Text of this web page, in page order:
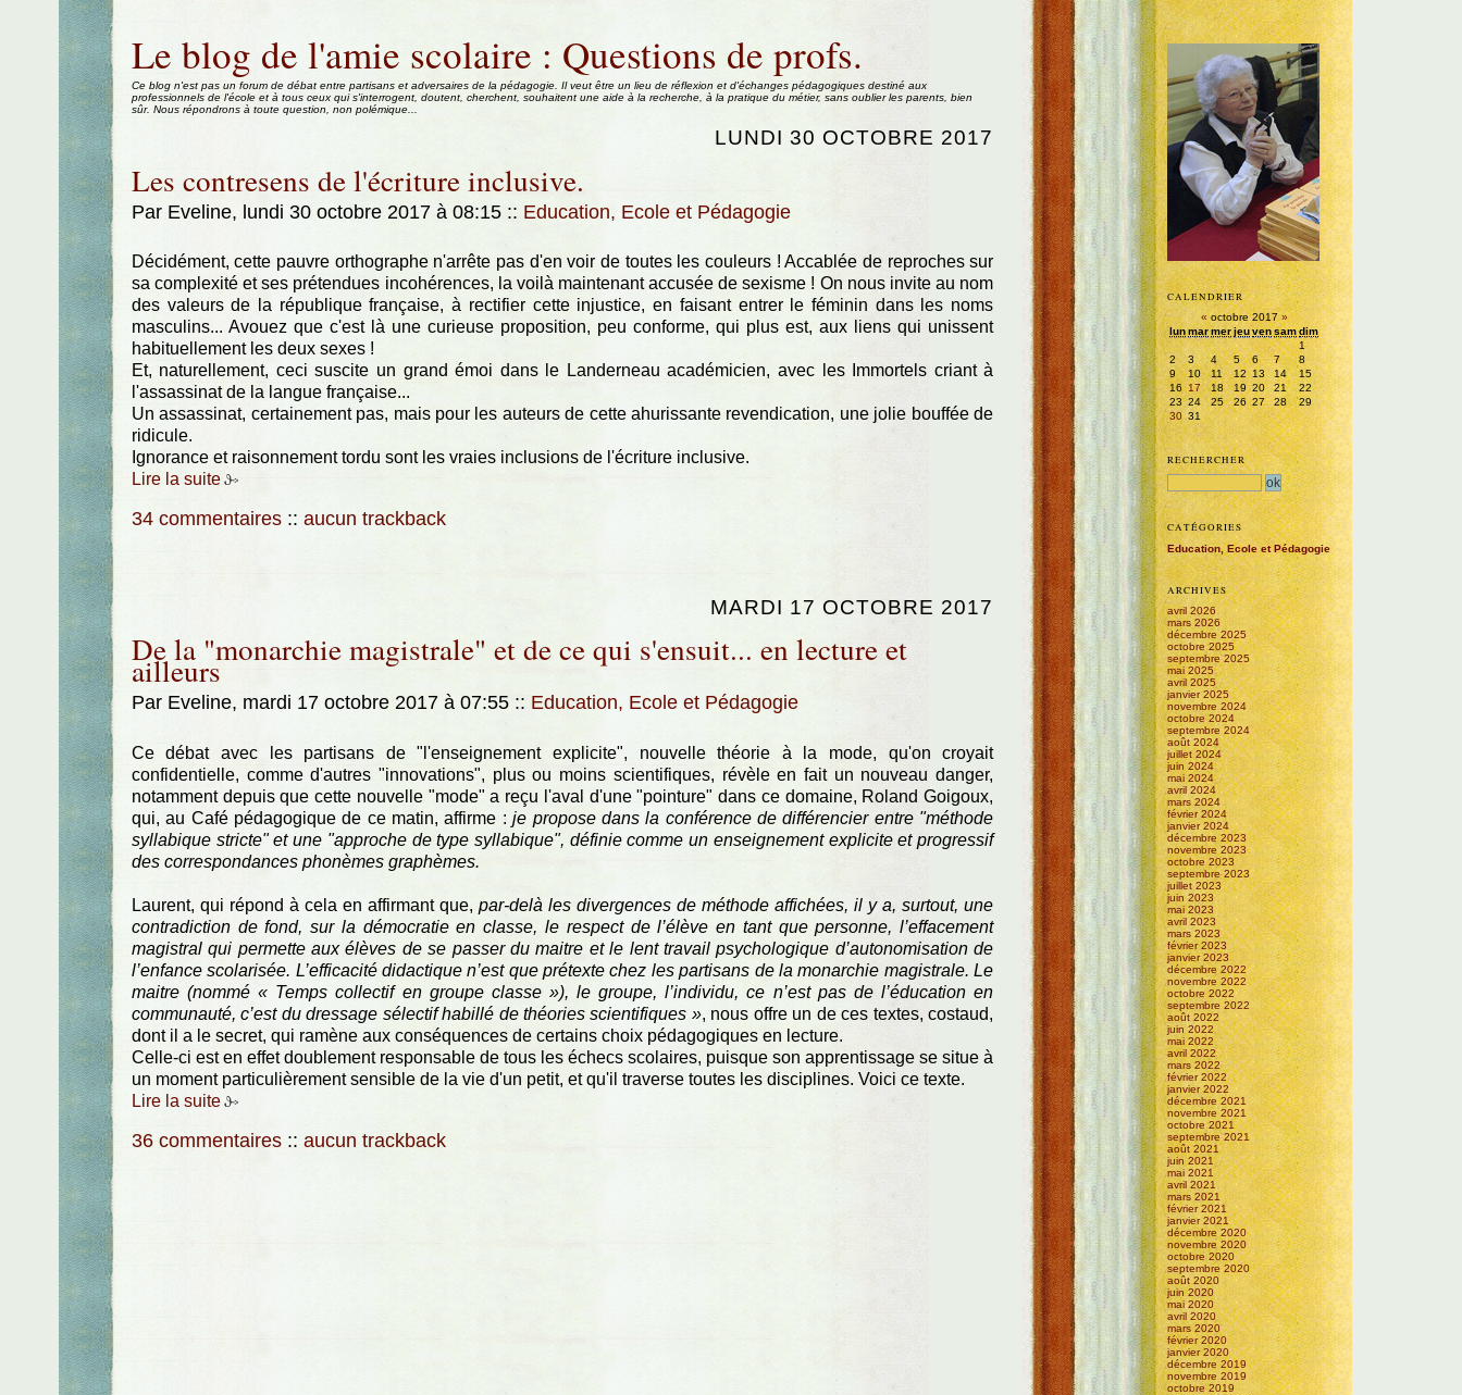
Aller au contenu
Le blog de l'amie scolaire : Questions de profs.
Ce blog n'est pas un forum de débat entre partisans et adversaires de la pédagogie. Il veut être un lieu de réflexion et d'échanges pédagogiques destiné aux
professionnels de l'école et à tous ceux qui s'interrogent, doutent, cherchent, souhaitent une aide à la recherche, à la pratique du métier, sans oublier les parents, bien
sûr. Nous répondrons à toute question, non polémique...
LUNDI 30 OCTOBRE 2017
Les contresens de l'écriture inclusive.
Par Eveline, lundi 30 octobre 2017 à 08:15 :: Education, Ecole et Pédagogie
Décidément, cette pauvre orthographe n'arrête pas d'en voir de toutes les couleurs ! Accablée de reproches sur
sa complexité et ses prétendues incohérences, la voilà maintenant accusée de sexisme ! On nous invite au nom
des valeurs de la république française, à rectifier cette injustice, en faisant entrer le féminin dans les noms
masculins... Avouez que c'est là une curieuse proposition, peu conforme, qui plus est, aux liens qui unissent
habituellement les deux sexes !
Et, naturellement, ceci suscite un grand émoi dans le Landerneau académicien, avec les Immortels criant à
l'assassinat de la langue française...
Un assassinat, certainement pas, mais pour les auteurs de cette ahurissante revendication, une jolie bouffée de
ridicule.
Ignorance et raisonnement tordu sont les vraies inclusions de l'écriture inclusive.
Lire la suite
34 commentaires :: aucun trackback
MARDI 17 OCTOBRE 2017
De la "monarchie magistrale" et de ce qui s'ensuit... en lecture et
ailleurs
Par Eveline, mardi 17 octobre 2017 à 07:55 :: Education, Ecole et Pédagogie
Ce débat avec les partisans de "l'enseignement explicite", nouvelle théorie à la mode, qu'on croyait
confidentielle, comme d'autres "innovations", plus ou moins scientifiques, révèle en fait un nouveau danger,
notamment depuis que cette nouvelle "mode" a reçu l'aval d'une "pointure" dans ce domaine, Roland Goigoux,
qui, au Café pédagogique de ce matin, affirme :je propose dans la conférence de différencier entre "méthode
syllabique stricte" et une "approche de type syllabique", définie comme un enseignement explicite et progressif
des correspondances phonèmes graphèmes.
Laurent, qui répond à cela en affirmant que, par-delà les divergences de méthode affichées, il y a, surtout, une
contradiction de fond, sur la démocratie en classe, le respect de l’élève en tant que personne, l’effacement
magistral qui permette aux élèves de se passer du maitre et le lent travail psychologique d’autonomisation de
l’enfance scolarisée. L’efficacité didactique n’est que prétexte chez les partisans de la monarchie magistrale. Le
maitre (nommé « Temps collectif en groupe classe »), le groupe, l’individu, ce n’est pas de l’éducation en
communauté, c’est du dressage sélectif habillé de théories scientifiques », nous offre un de ces textes, costaud,
dont il a le secret, qui ramène aux conséquences de certains choix pédagogiques en lecture.
Celle-ci est en effet doublement responsable de tous les échecs scolaires, puisque son apprentissage se situe à
un moment particulièrement sensible de la vie d'un petit, et qu'il traverse toutes les disciplines. Voici ce texte.
Lire la suite
36 commentaires :: aucun trackback
CALENDRIER
«octobre 2017»
lunmarmerjeuvensamdim
1
2
3 4 5 6 7
8
9
10 11 12 13 14
15
16 17 18 19 20 21
22
23 24 25 26 27 28
29
30 31
RECHERCHER
CATÉGORIES
Education, Ecole et Pédagogie
ARCHIVES
avril 2026
mars 2026
décembre 2025
octobre 2025
septembre 2025
mai 2025
avril 2025
janvier 2025
novembre 2024
octobre 2024
septembre 2024
août 2024
juillet 2024
juin 2024
mai 2024
avril 2024
mars 2024
février 2024
janvier 2024
décembre 2023
novembre 2023
octobre 2023
septembre 2023
juillet 2023
juin 2023
mai 2023
avril 2023
mars 2023
février 2023
janvier 2023
décembre 2022
novembre 2022
octobre 2022
septembre 2022
août 2022
juin 2022
mai 2022
avril 2022
mars 2022
février 2022
janvier 2022
décembre 2021
novembre 2021
octobre 2021
septembre 2021
août 2021
juin 2021
mai 2021
avril 2021
mars 2021
février 2021
janvier 2021
décembre 2020
novembre 2020
octobre 2020
septembre 2020
août 2020
juin 2020
mai 2020
avril 2020
mars 2020
février 2020
janvier 2020
décembre 2019
novembre 2019
octobre 2019